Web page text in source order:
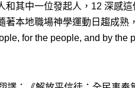
和其中一位發起人，12 深感
著本地職場神學運動日趨成熟
for the people, and by the